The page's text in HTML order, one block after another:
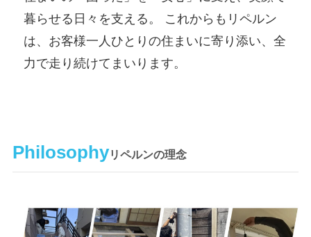
暮らせる日々を支える。 これからもリペルン
は、お客様一人ひとりの住まいに寄り添い、全
力で走り続けてまいります。
Philosophyリペルンの理念